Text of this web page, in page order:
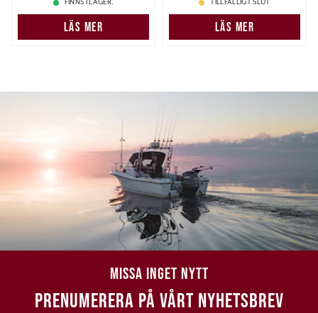
FINNS I LAGER.
LÄS MER
TILLFÄLLIGT SLUT
LÄS MER
MISSA INGET NYTT
PRENUMERERA PÅ VÅRT NYHETSBREV